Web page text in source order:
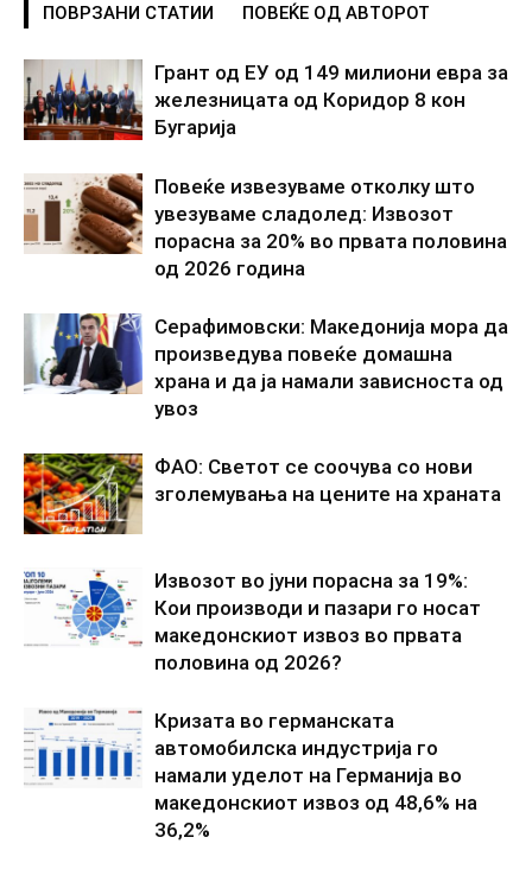
ПОВРЗАНИ СТАТИИ ПОВЕЌЕ ОД АВТОРОТ
Грант од ЕУ од 149 милиони евра за
железницата од Коридор 8 кон
Бугарија
Повеќе извезуваме отколку што
увезуваме сладолед: Извозот
порасна за 20% во првата половина
од 2026 година
Серафимовски: Македонија мора да
произведува повеќе домашна
храна и да ја намали зависноста од
увоз
ФАО: Светот се соочува со нови
зголемувања на цените на храната
Извозот во јуни порасна за 19%:
Кои производи и пазари го носат
македонскиот извоз во првата
половина од 2026?
Кризата во германската
автомобилска индустрија го
намали уделот на Германија во
македонскиот извоз од 48,6% на
36,2%